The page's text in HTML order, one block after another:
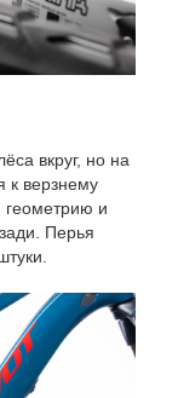
вкруг, но на
к верзнему
геометрию и
Перья